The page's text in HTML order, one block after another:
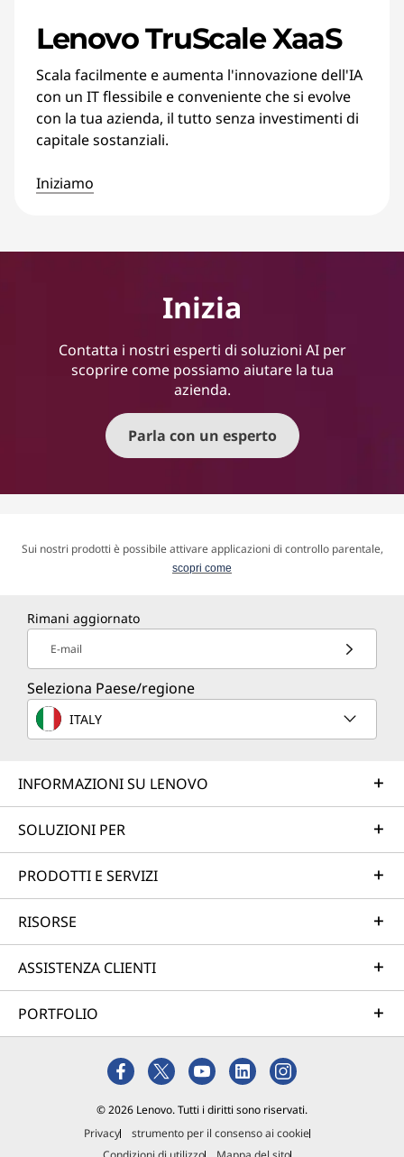
Lenovo TruScale XaaS
Scala facilmente e aumenta l'innovazione dell'IA
con un IT flessibile e conveniente che si evolve
con la tua azienda, il tutto senza investimenti di
capitale sostanziali.
Iniziamo
Inizia
Contatta i nostri esperti di soluzioni AI per
scoprire come possiamo aiutare la tua
azienda.
Parla con un esperto
Sui nostri prodotti è possibile attivare applicazioni di controllo parentale,
scopri come
Rimani aggiornato
E-mail
Seleziona Paese/regione
ITALY
INFORMAZIONI SU LENOVO
SOLUZIONI PER
PRODOTTI E SERVIZI
RISORSE
ASSISTENZA CLIENTI
PORTFOLIO
© 2026 Lenovo. Tutti i diritti sono riservati.
Privacy
strumento per il consenso ai cookie